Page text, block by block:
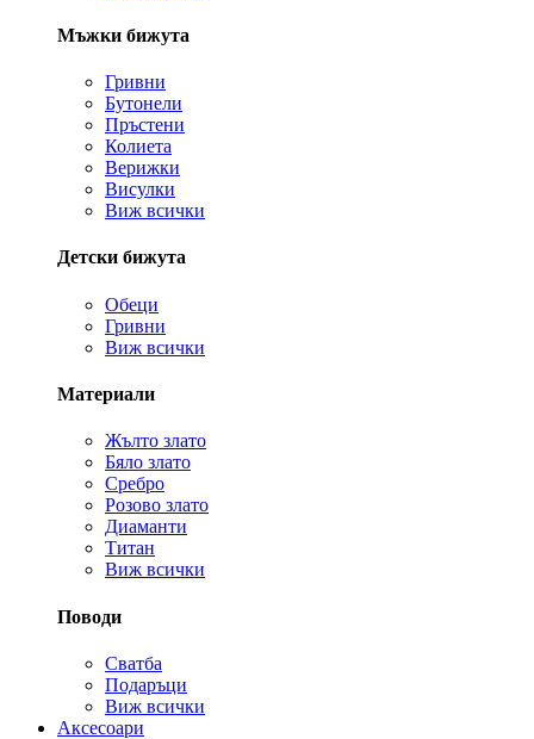
Мъжки бижута
Гривни
Бутонели
Пръстени
Колиета
Верижки
Висулки
Виж всички
Детски бижута
Обеци
Гривни
Виж всички
Материали
Жълто злато
Бяло злато
Сребро
Розово злато
Диаманти
Титан
Виж всички
Поводи
Сватба
Подаръци
Виж всички
Аксесоари